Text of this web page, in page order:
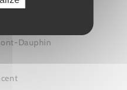
Dauphin